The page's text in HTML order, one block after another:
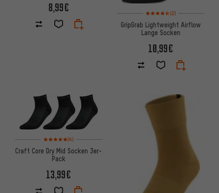
8,99€ Bewertungen: 4,5 von 5
(2)
GripGrab Lightweight Airflow
Lange Socken
10,99€
Bewertungen: 5 von 5 basierend auf 4 Bewertungen
(4)
Craft Core Dry Mid Socken 3er-
Pack
13,99€